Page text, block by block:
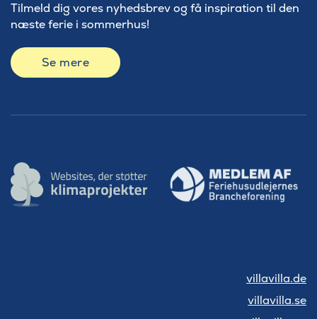
Tilmeld dig vores nyhedsbrev og få inspiration til den
næste ferie i sommerhus!
Se mere
villavilla.de
villavilla.se